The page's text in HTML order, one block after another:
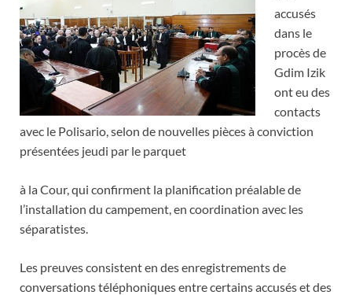
accusés
dans le
procès de
Gdim Izik
ont eu des
contacts
avec le Polisario, selon de nouvelles pièces à conviction
présentées jeudi par le parquet
à la Cour, qui confirment la planification préalable de
l’installation du campement, en coordination avec les
séparatistes.
Les preuves consistent en des enregistrements de
conversations téléphoniques entre certains accusés et des